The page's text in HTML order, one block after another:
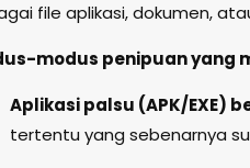
file aplikasi, dokumen,
modus penipuan yang
Aplikasi palsu (APK/EXE)
tertentu yang sebenarnya